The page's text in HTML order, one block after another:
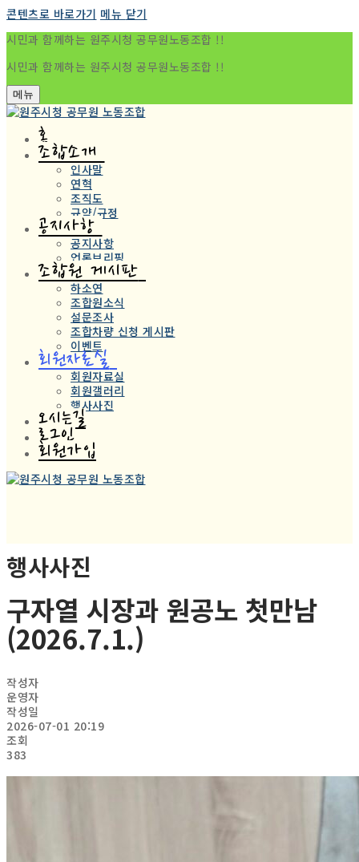
콘텐츠로 바로가기 메뉴 닫기
시민과 함께하는 원주시청 공무원노동조합 !!
시민과 함께하는 원주시청 공무원노동조합 !!
메뉴
홈
조합소개
인사말
연혁
조직도
규약/규정
공지사항
공지사항
언론브리핑
조합원 게시판
하소연
조합원소식
설문조사
조합차량 신청 게시판
이벤트
회원자료실
회원자료실
회원갤러리
행사사진
오시는길
로그인
회원가입
행사사진
구자열 시장과 원공노 첫만남
(2026.7.1.)
작성자
운영자
작성일
2026-07-01 20:19
조회
383